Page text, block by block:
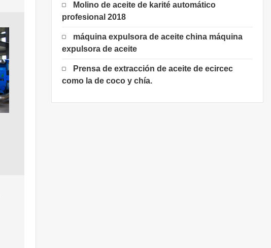
Molino de aceite de karité automático
profesional 2018
máquina expulsora de aceite china máquina
expulsora de aceite
Prensa de extracción de aceite de ecircec
como la de coco y chía.